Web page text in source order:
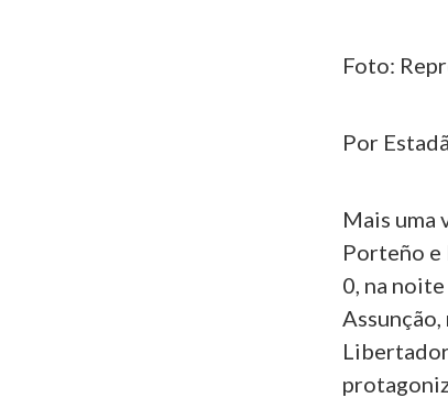
Foto:
Por
Mais uma
Porteño e
0, na